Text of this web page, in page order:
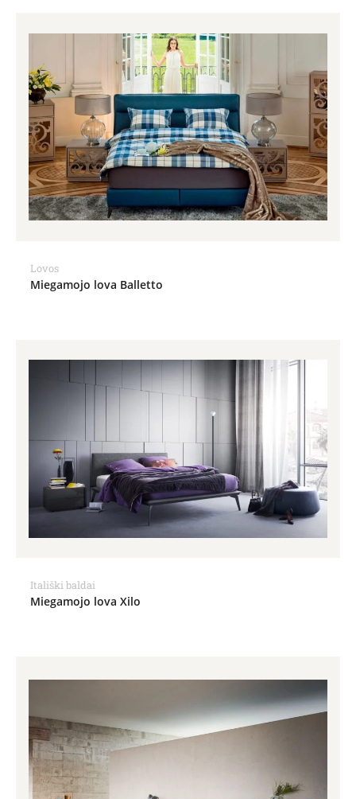
Lovos
Miegamojo lova Balletto
Itališki baldai
Miegamojo lova Xilo